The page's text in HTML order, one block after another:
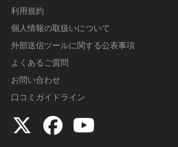
利用規約
個人情報の取扱いについて
外部送信ツールに関する公表事項
よくあるご質問
お問い合わせ
口コミガイドライン